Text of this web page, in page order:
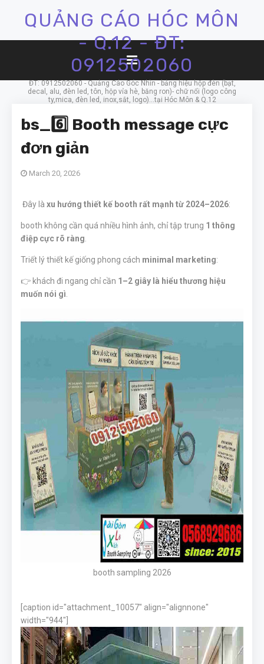
QUẢNG CÁO HÓC MÔN
- Q.12 - ĐT:
0912502060
ĐT: 0912502060 - Quảng Cáo Góc Nhìn - bảng hiệu hộp đèn (bạt,
decal, alu, đèn led, tôn, hộp vỉa hè, băng ron)- chữ nổi (logo công
ty,mica, đèn led, inox,sắt, logo)...tại Hóc Môn & Q.12
bs_6️⃣ Booth message cực
đơn giản
March 20, 2026
Đây là xu hướng thiết kế booth rất mạnh từ 2024–2026:
booth không cần quá nhiều hình ảnh, chỉ tập trung 1 thông
điệp cực rõ ràng
Triết lý thiết kế giống phong cách minimal marketing:
👉 khách đi ngang chỉ cần 1–2 giây là hiểu thương hiệu
muốn nói gì
booth sampling 2026
[caption id="attachment_10057" align="alignnone"
width="944"]